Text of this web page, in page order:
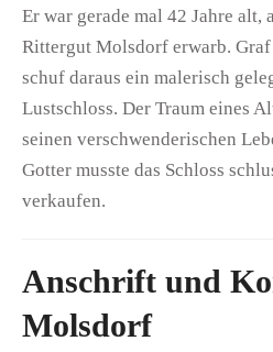
Er war gerade mal 42 Jahre alt,
Rittergut Molsdorf erwarb.
schuf daraus ein malerisch
Lustschloss. Der Traum eines
seinen verschwenderischen
Gotter musste das Schloss
verkaufen.
Anschrift und
Molsdorf